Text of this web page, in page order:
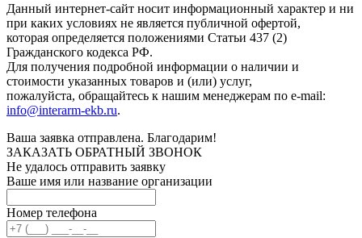
Данный интернет-сайт носит информационный характер и ни
при каких условиях не является публичной офертой,
которая определяется положениями Статьи 437 (2)
Гражданского кодекса РФ.
Для получения подробной информации о наличии и
стоимости указанных товаров и (или) услуг,
пожалуйста, обращайтесь к нашим менеджерам по e-mail:
info@interarm-ekb.ru.
Ваша заявка отправлена. Благодарим!
ЗАКАЗАТЬ ОБРАТНЫЙ ЗВОНОК
Не удалось отправить заявку
Ваше имя или название организации
Номер телефона